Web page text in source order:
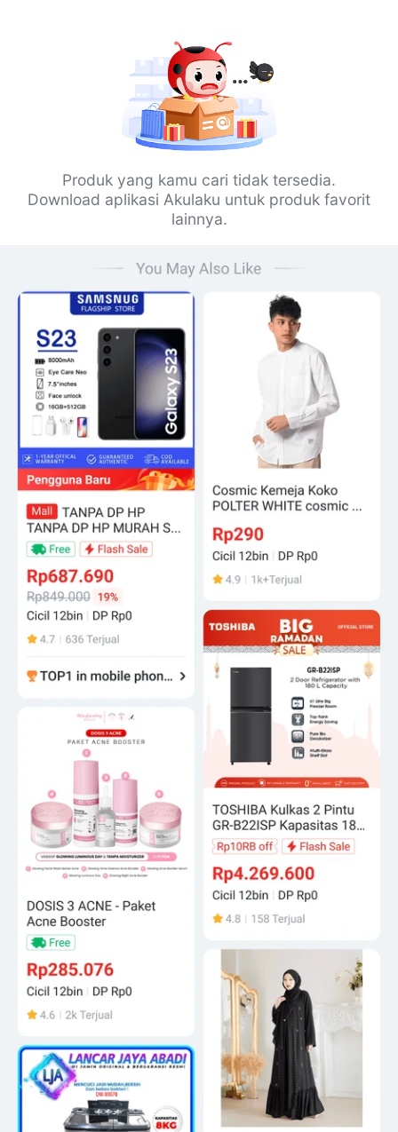
Produk yang kamu cari tidak tersedia.
Download aplikasi Akulaku untuk produk favorit
lainnya.